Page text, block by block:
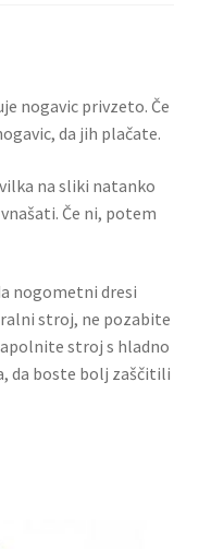
nogavic privzeto. Če
da jih plačate.
na sliki natanko
Če ni, potem
nogometni dresi
stroj, ne pozabite
stroj s hladno
da boste bolj zaščitili